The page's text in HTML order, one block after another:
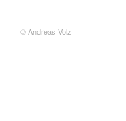
© Andreas Volz